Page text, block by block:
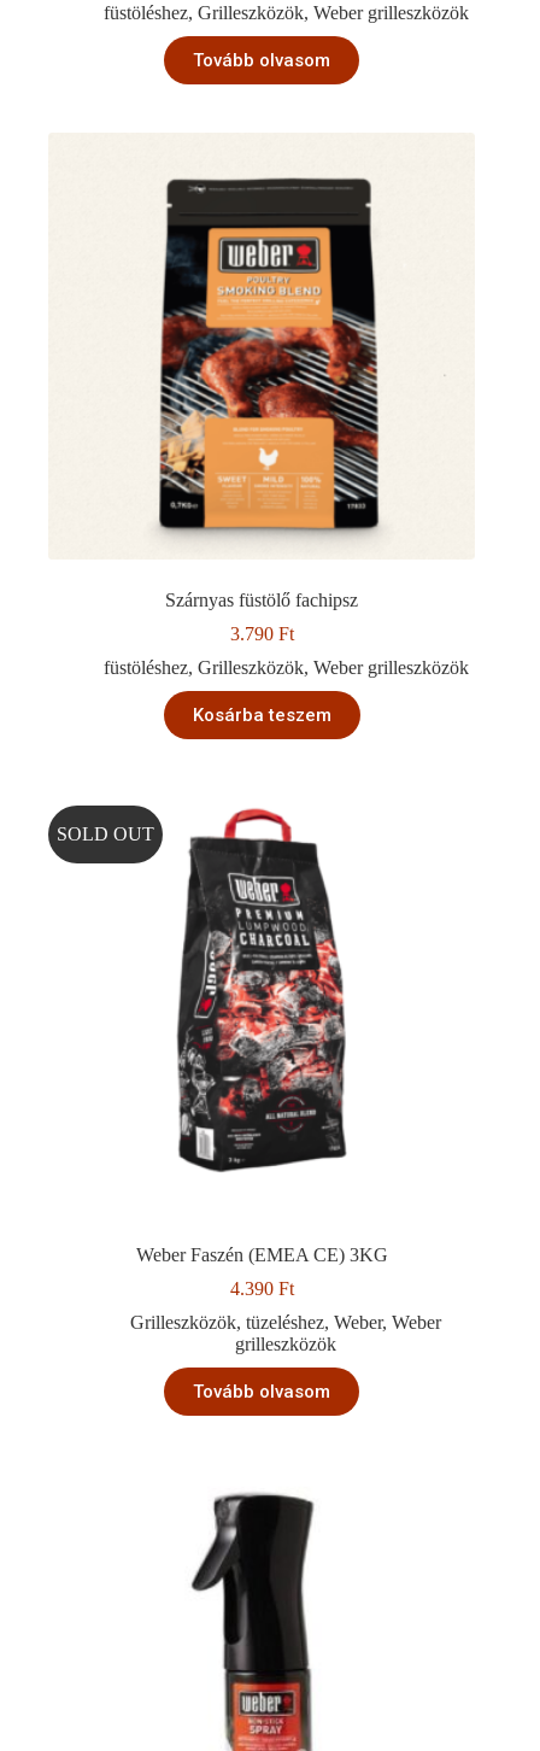
füstöléshez, Grilleszközök, Weber grilleszközök
Tovább olvasom
Szárnyas füstölő fachipsz
3.790 Ft
füstöléshez, Grilleszközök, Weber grilleszközök
Kosárba teszem
SOLD OUT
Weber Faszén (EMEA CE) 3KG
4.390 Ft
Grilleszközök,tüzeléshez,Weber,Weber
grilleszközök
Tovább olvasom